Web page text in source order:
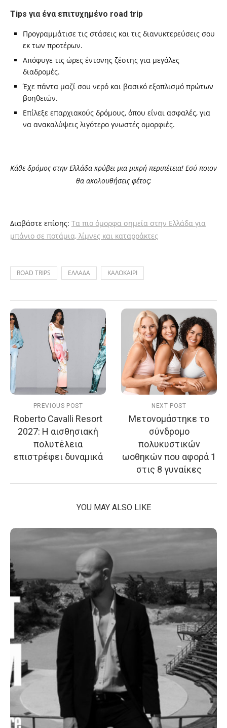
Tips για ένα επιτυχημένο road trip
Προγραμμάτισε τις στάσεις και τις διανυκτερεύσεις σου
εκ των προτέρων.
Απόφυγε τις ώρες έντονης ζέστης για μεγάλες
διαδρομές.
Έχε πάντα μαζί σου νερό και βασικό εξοπλισμό πρώτων
βοηθειών.
Επίλεξε επαρχιακούς δρόμους, όπου είναι ασφαλές, για
να ανακαλύψεις λιγότερο γνωστές ομορφιές.
Κάθε δρόμος στην Ελλάδα κρύβει μια μικρή περιπέτεια! Εσύ ποιον
θα ακολουθήσεις φέτος;
Διαβάστε επίσης: Τα πιο όμορφα σημεία στην Ελλάδα για
μπάνιο σε ποτάμια, λίμνες και καταρράκτες
ROAD TRIPS ΕΛΛΑΔΑ ΚΑΛΟΚΑΙΡΙ
PREVIOUS POST
Roberto Cavalli Resort
2027: Η αισθησιακή
πολυτέλεια
επιστρέφει δυναμικά
NEXT POST
Μετονομάστηκε το
σύνδρομο
πολυκυστικών
ωοθηκών που αφορά 1
στις 8 γυναίκες
YOU MAY ALSO LIKE